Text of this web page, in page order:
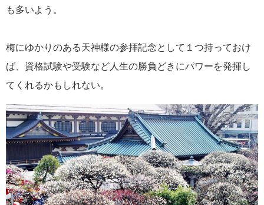
も多いよう。
梅にゆかりのある天神様の参拝記念として１つ持っておけ
ば、資格試験や受験など人生の勝負どきにパワーを発揮し
てくれるかもしれない。